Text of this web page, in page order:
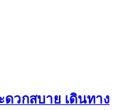
วกสบาย เดินทาง